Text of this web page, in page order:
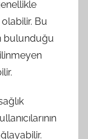
Bu
bulunduğu